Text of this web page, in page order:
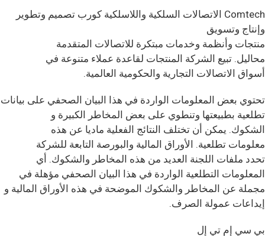
Comtech الاتصالات السلكية واللاسلكية كورب تصميم وتطوير
وإنتاج وتسويق
منتجات وأنظمة وخدمات مبتكرة للاتصالات المتقدمة
محاليل. تبيع الشركة المنتجات لقاعدة عملاء متنوعة في
أسواق الاتصالات التجارية والحكومية العالمية.
تحتوي بعض المعلومات الواردة في هذا البيان الصحفي على بيانات
تطلعية بطبيعتها وتنطوي على بعض المخاطر الكبيرة و
الشكوك. يمكن أن تختلف النتائج الفعلية ماديا عن هذه
معلومات تطلعية. الأوراق المالية والبورصة التابعة للشركة
تحدد ملفات اللجنة العديد من هذه المخاطر والشكوك. أي
المعلومات التطلعية الواردة في هذا البيان الصحفي مؤهلة في
مجملة عن المخاطر والشكوك الموضحة في هذه الأوراق المالية و
إيداعات عمولة الصرف.
بي سي إم تي إل